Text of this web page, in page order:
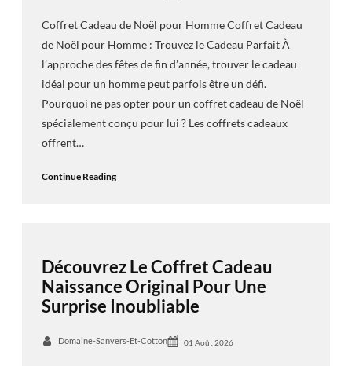
Coffret Cadeau de Noël pour Homme Coffret Cadeau
de Noël pour Homme : Trouvez le Cadeau Parfait À
l’approche des fêtes de fin d’année, trouver le cadeau
idéal pour un homme peut parfois être un défi.
Pourquoi ne pas opter pour un coffret cadeau de Noël
spécialement conçu pour lui ? Les coffrets cadeaux
offrent…
Continue Reading
Découvrez Le Coffret Cadeau
Naissance Original Pour Une
Surprise Inoubliable
Domaine-Sanvers-Et-Cotton 01 Août 2026